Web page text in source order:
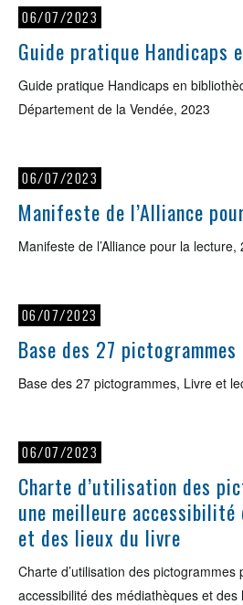
06/07/2023
Guide pratique Handicaps
Guide pratique Handicaps en
Département de la Vendée, 2023
06/07/2023
Manifeste de l’Alliance
Manifeste de l’Alliance pour la lecture,
06/07/2023
Base des 27 pictogrammes
Base des 27 pictogrammes, Livre et
06/07/2023
Charte d’utilisation des
une meilleure accessibilité
et des lieux du livre
Charte d’utilisation des
accessibilité des médiathèques et des